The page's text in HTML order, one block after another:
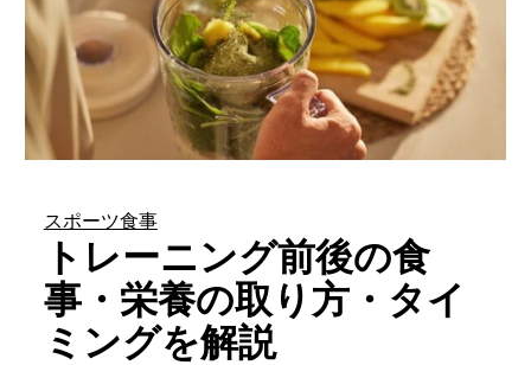
スポーツ食事
トレーニング前後の食
事・栄養の取り方・タイ
ミングを解説